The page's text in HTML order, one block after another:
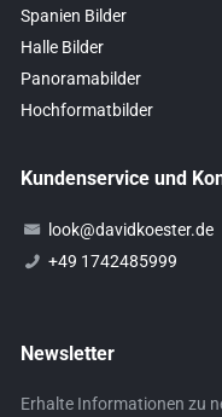
Spanien Bilder
Halle Bilder
Panoramabilder
Hochformatbilder
Kundenservice und
look@davidkoester.de
+49 1742485999
Newsletter
Erhalte Informationen zu